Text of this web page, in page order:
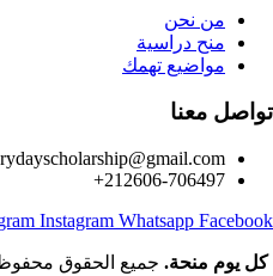
من نحن
منح دراسية
مواضيع تهمك
تواصل معنا
212606-706497+
Instagram Whatsapp Facebook
كل يوم منحة. جميع الحقوق